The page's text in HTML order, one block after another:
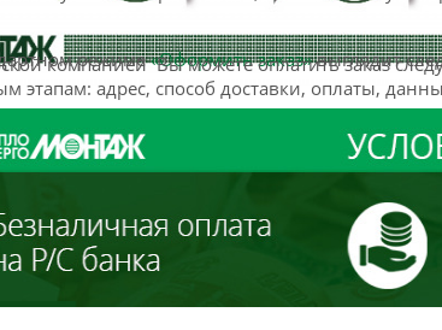
режиме«Оформить заказ»выглядит
этапам: адрес, способ доставки, оплаты,
поможет курьеру вас найти. Нажмите
компанией Вы можете оплатить заказ